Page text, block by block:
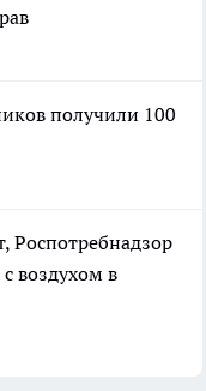
получили 100
Роспотребнадзор
воздухом в